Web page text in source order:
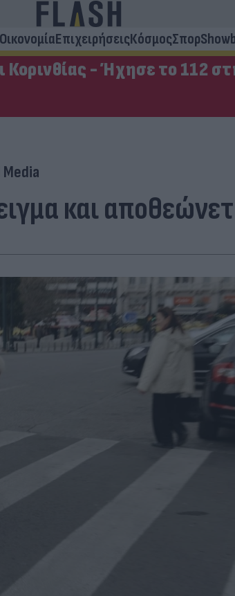
ΟικονομίαΕπιχειρήσειςΚόσμοςΣπορ
- Ήχησε το 112
και